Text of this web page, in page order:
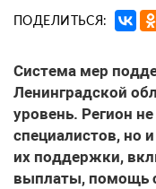
ПОДЕЛИТЬСЯ:
Система мер
Ленинградской
уровень. Регион
специалистов, но
их поддержки,
выплаты, помощь